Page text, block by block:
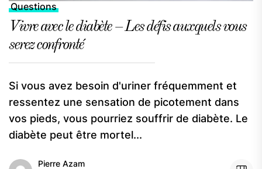
Questions
Vivre avec le diabète – Les défis auxquels vous
serez confronté
Si vous avez besoin d'uriner fréquemment et
ressentez une sensation de picotement dans
vos pieds, vous pourriez souffrir de diabète. Le
diabète peut être mortel...
Pierre Azam